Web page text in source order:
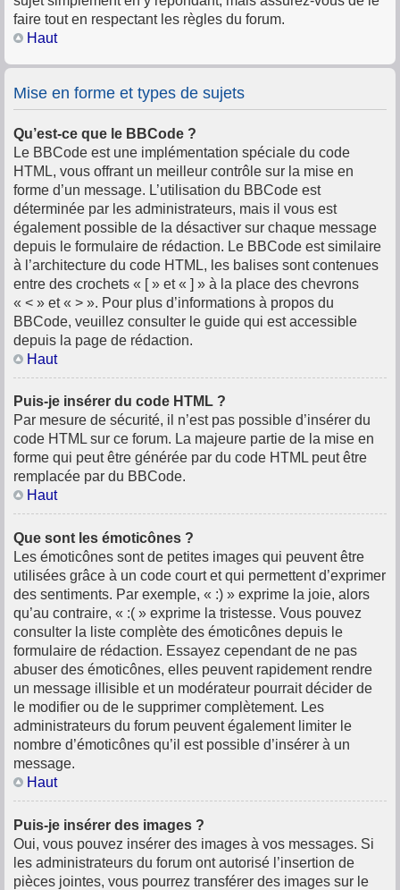
faire tout en respectant les règles du forum.
Haut
Mise en forme et types de sujets
Qu’est-ce que le BBCode ?
Le BBCode est une implémentation spéciale du code
HTML, vous offrant un meilleur contrôle sur la mise en
forme d’un message. L’utilisation du BBCode est
déterminée par les administrateurs, mais il vous est
également possible de la désactiver sur chaque message
depuis le formulaire de rédaction. Le BBCode est similaire
à l’architecture du code HTML, les balises sont contenues
entre des crochets « [ » et « ] » à la place des chevrons
« < » et « > ». Pour plus d’informations à propos du
BBCode, veuillez consulter le guide qui est accessible
depuis la page de rédaction.
Haut
Puis-je insérer du code HTML ?
Par mesure de sécurité, il n’est pas possible d’insérer du
code HTML sur ce forum. La majeure partie de la mise en
forme qui peut être générée par du code HTML peut être
remplacée par du BBCode.
Haut
Que sont les émoticônes ?
Les émoticônes sont de petites images qui peuvent être
utilisées grâce à un code court et qui permettent d’exprimer
des sentiments. Par exemple, « :) » exprime la joie, alors
qu’au contraire, « :( » exprime la tristesse. Vous pouvez
consulter la liste complète des émoticônes depuis le
formulaire de rédaction. Essayez cependant de ne pas
abuser des émoticônes, elles peuvent rapidement rendre
un message illisible et un modérateur pourrait décider de
le modifier ou de le supprimer complètement. Les
administrateurs du forum peuvent également limiter le
nombre d’émoticônes qu’il est possible d’insérer à un
message.
Haut
Puis-je insérer des images ?
Oui, vous pouvez insérer des images à vos messages. Si
les administrateurs du forum ont autorisé l’insertion de
pièces jointes, vous pourrez transférer des images sur le